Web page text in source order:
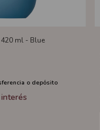
ml - Blue
o depósito